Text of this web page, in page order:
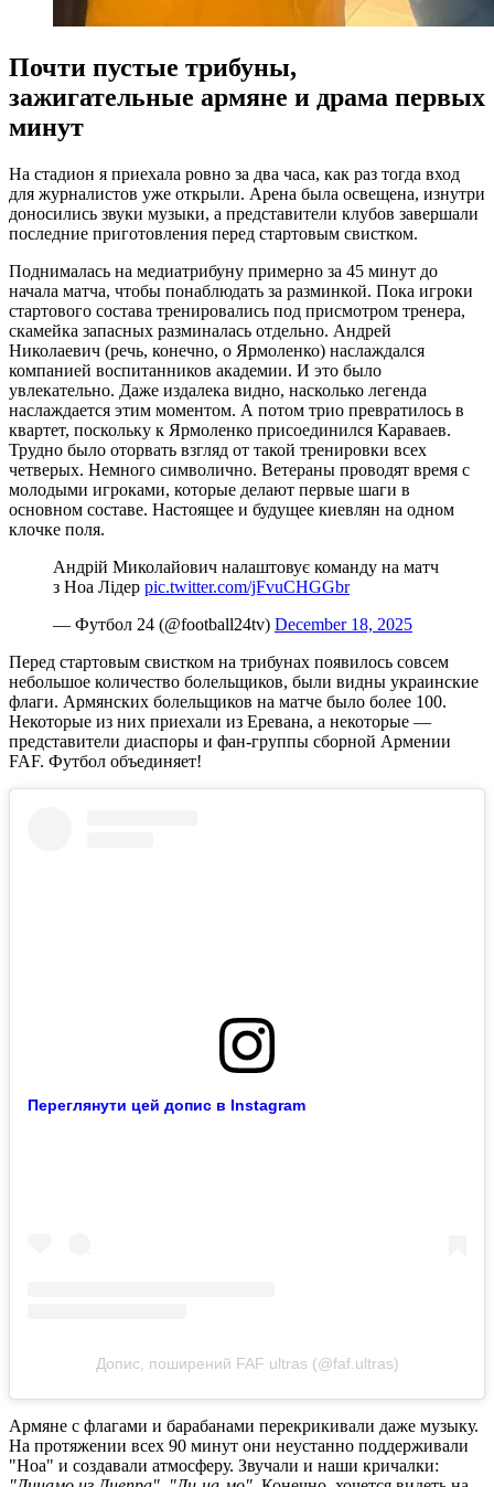
Почти пустые трибуны,
зажигательные армяне и драма первых
минут
На стадион я приехала ровно за два часа, как раз тогда вход
для журналистов уже открыли. Арена была освещена, изнутри
доносились звуки музыки, а представители клубов завершали
последние приготовления перед стартовым свистком.
Поднималась на медиатрибуну примерно за 45 минут до
начала матча, чтобы понаблюдать за разминкой. Пока игроки
стартового состава тренировались под присмотром тренера,
скамейка запасных разминалась отдельно. Андрей
Николаевич (речь, конечно, о Ярмоленко) наслаждался
компанией воспитанников академии. И это было
увлекательно. Даже издалека видно, насколько легенда
наслаждается этим моментом. А потом трио превратилось в
квартет, поскольку к Ярмоленко присоединился Караваев.
Трудно было оторвать взгляд от такой тренировки всех
четверых. Немного символично. Ветераны проводят время с
молодыми игроками, которые делают первые шаги в
основном составе. Настоящее и будущее киевлян на одном
клочке поля.
Андрій Миколайович налаштовує команду на матч
з Ноа Лідер pic.twitter.com/jFvuCHGGbr
— Футбол 24 (@football24tv) December 18, 2025
Перед стартовым свистком на трибунах появилось совсем
небольшое количество болельщиков, были видны украинские
флаги. Армянских болельщиков на матче было более 100.
Некоторые из них приехали из Еревана, а некоторые —
представители диаспоры и фан-группы сборной Армении
FAF. Футбол объединяет!
Переглянути цей допис в Instagram
Допис, поширений FAF ultras (@faf.ultras)
Армяне с флагами и барабанами перекрикивали даже музыку.
На протяжении всех 90 минут они неустанно поддерживали
"Ноа" и создавали атмосферу. Звучали и наши кричалки: